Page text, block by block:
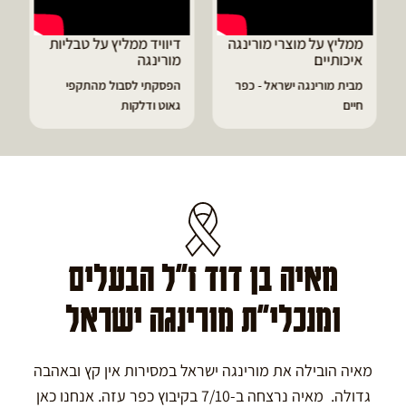
ממליץ על מוצרי מורינגה
איכותיים
מבית מורינגה ישראל - כפר
חיים
דיוויד ממליץ על טבליות
מורינגה
הפסקתי לסבול מהתקפי
גאוט ודלקות
מאיה בן דוד ז"ל הבעלים
ומנכלי"ת מורינגה ישראל
מאיה הובילה את מורינגה ישראל במסירות אין קץ ובאהבה
גדולה. מאיה נרצחה ב-7/10 בקיבוץ כפר עזה. אנחנו כאן